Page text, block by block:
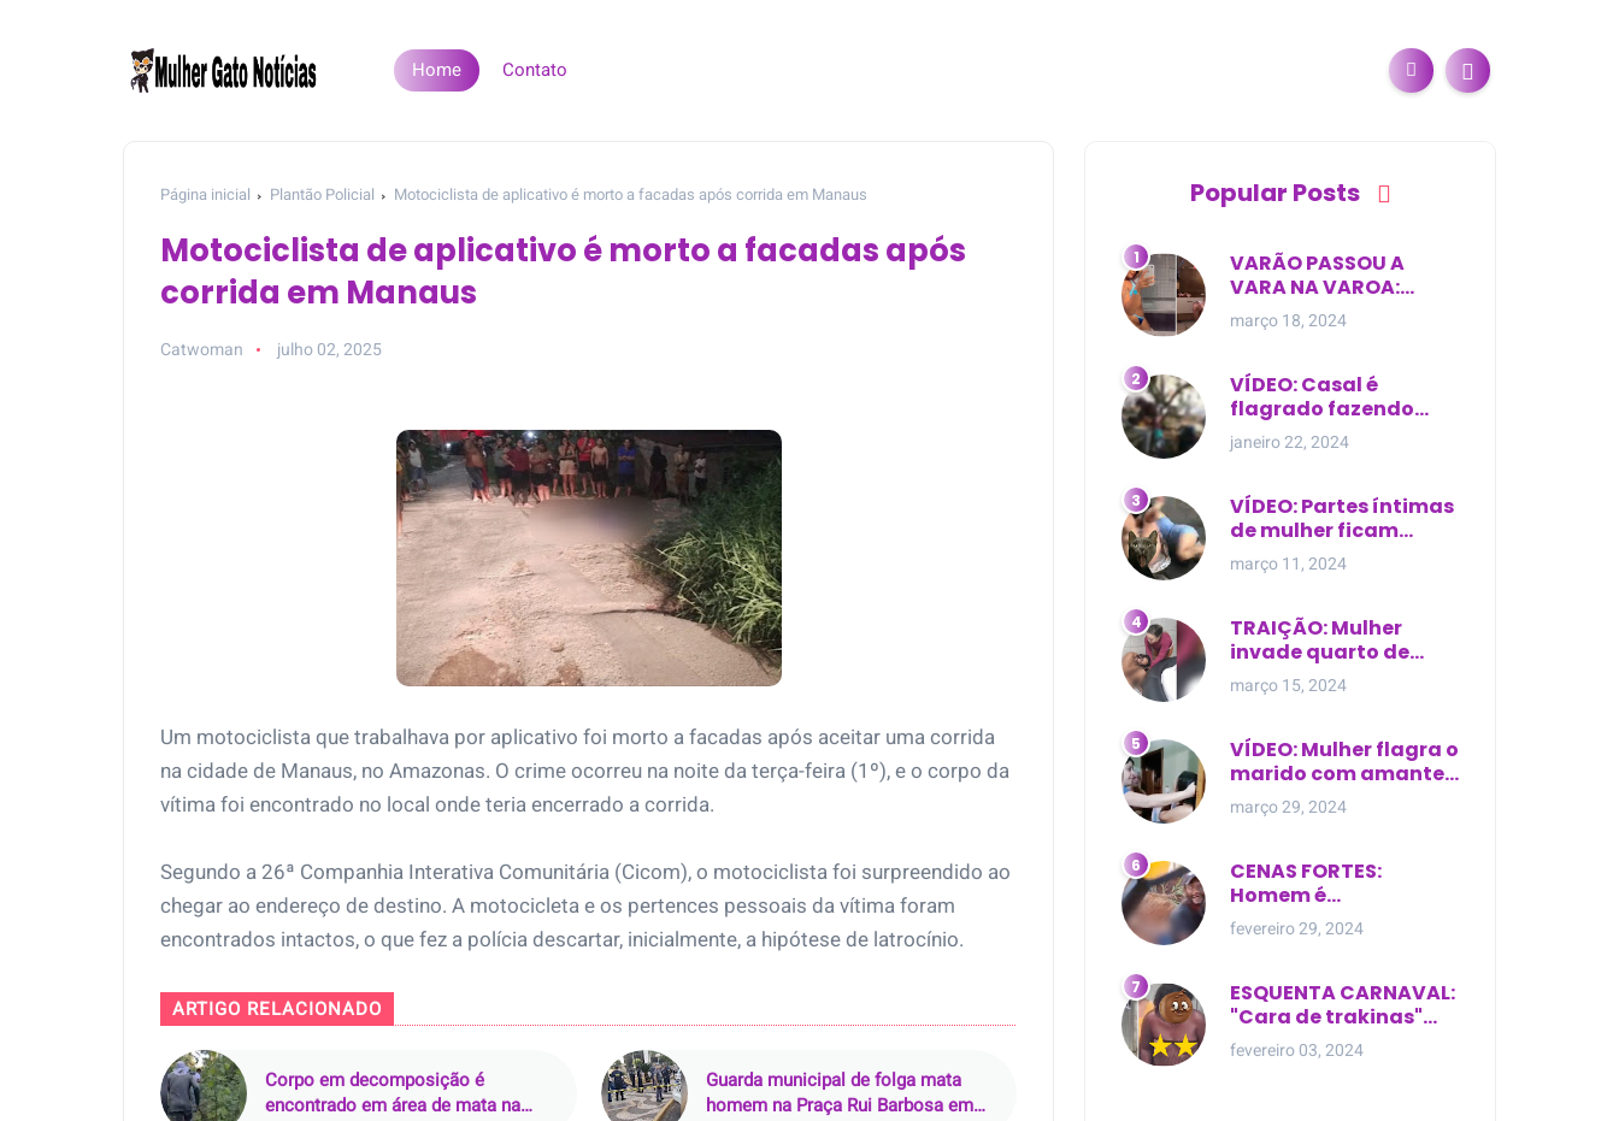
Home Contato
Página inicial Plantão Policial Motociclista de aplicativo é morto a facadas após corrida em Manaus
Motociclista de aplicativo é morto a facadas após
corrida em Manaus
Catwoman julho 02, 2025
Um motociclista que trabalhava por aplicativo foi morto a facadas após aceitar uma corrida
na cidade de Manaus, no Amazonas. O crime ocorreu na noite da terça-feira (1º), e o corpo da
vítima foi encontrado no local onde teria encerrado a corrida.
Segundo a 26ª Companhia Interativa Comunitária (Cicom), o motociclista foi surpreendido ao
chegar ao endereço de destino. A motocicleta e os pertences pessoais da vítima foram
encontrados intactos, o que fez a polícia descartar, inicialmente, a hipótese de latrocínio.
ARTIGO RELACIONADO
Corpo em decomposição é
encontrado em área de mata na
Guarda municipal de folga mata
homem na Praça Rui Barbosa em
Popular Posts
VARÃO PASSOU A
VARA NA VAROA:
Esposa de pregador
evangélico descobre
extra-conjugal
março 18, 2024
VÍDEO: Casal é
flagrado fazendo
sexo dentro de
cemitério, em cima de
janeiro 22, 2024
VÍDEO: Partes íntimas
de mulher ficam
expostas durante
briga em Manaus
março 11, 2024
TRAIÇÃO: Mulher
invade quarto de
motel e encontra o
marido com outra na
março 15, 2024
VÍDEO: Mulher flagra o
marido com amante
dentro da própria
residência
março 29, 2024
CENAS FORTES:
Homem é
brutalmente atacado
e morto a golpes de
fevereiro 29, 2024
ESQUENTA CARNAVAL:
"Cara de trakinas"
dança seminua no
meio da rua na Bahia
fevereiro 03, 2024